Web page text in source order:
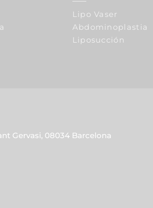
Lipo Vaser
Abdominoplastia
Liposucción
Gervasi, 08034 Barcelona